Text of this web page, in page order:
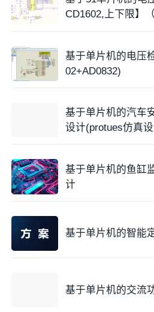
CD1602,上下限】（
基于单片机的电压
02+AD0832)
基于单片机的汽车
设计(protues仿真
基于单片机的鱼缸
计
基于单片机的智能
基于单片机的交流